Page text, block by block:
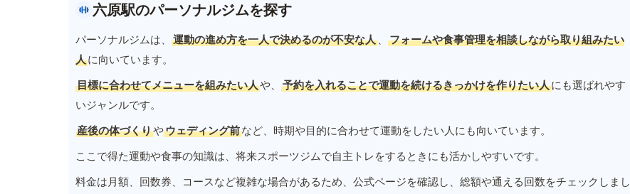
六原駅のパーソナルジムを探す
パーソナルジムは、 運動の進め方を一人で決めるのが不安な人 、
フォームや食事管理を相談しながら取り組みたい
人に向いています。
目標に合わせてメニューを組みたい人や、 予約を入れることで運動を続けるきっかけを作りたい人にも選ばれやす
いジャンルです。
産後の体づくりやウェディング前など、時期や目的に合わせて運動をしたい人にも向いています。
ここで得た運動や食事の知識は、将来スポーツジムで自主トレをするときにも活かしやすいです。
料金は月額、回数券、コースなど複雑な場合があるため、公式ページを確認し、総額や通える回数をチェックしまし